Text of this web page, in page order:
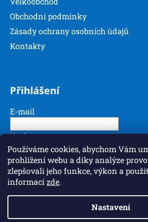
Používáme cookies, abychom Vám
prohlížení webu a díky analýze
zlepšovali jeho funkce, výkon a
informacízde.
Nastavení
Obchodní podmínky
Zásady ochrany osobních údajů
Kontakty
Přihlášení
E-mail
Heslo
PŘIHLÁSIT SE
Nová registrace